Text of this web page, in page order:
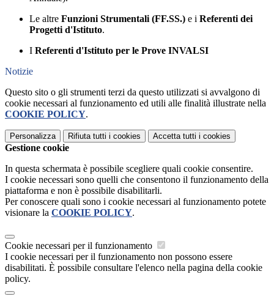
Le altre Funzioni Strumentali (FF.SS.) e i Referenti dei
Progetti d'Istituto.
I Referenti d'Istituto per le Prove INVALSI
Notizie
Questo sito o gli strumenti terzi da questo utilizzati si avvalgono di
cookie necessari al funzionamento ed utili alle finalità illustrate nella
COOKIE POLICY.
Personalizza Rifiuta tutti i cookies Accetta tutti i cookies
Gestione cookie
In questa schermata è possibile scegliere quali cookie consentire.
I cookie necessari sono quelli che consentono il funzionamento della
piattaforma e non è possibile disabilitarli.
Per conoscere quali sono i cookie necessari al funzionamento potete
visionare la COOKIE POLICY.
Cookie necessari per il funzionamento
I cookie necessari per il funzionamento non possono essere
disabilitati. È possibile consultare l'elenco nella pagina della cookie
policy.